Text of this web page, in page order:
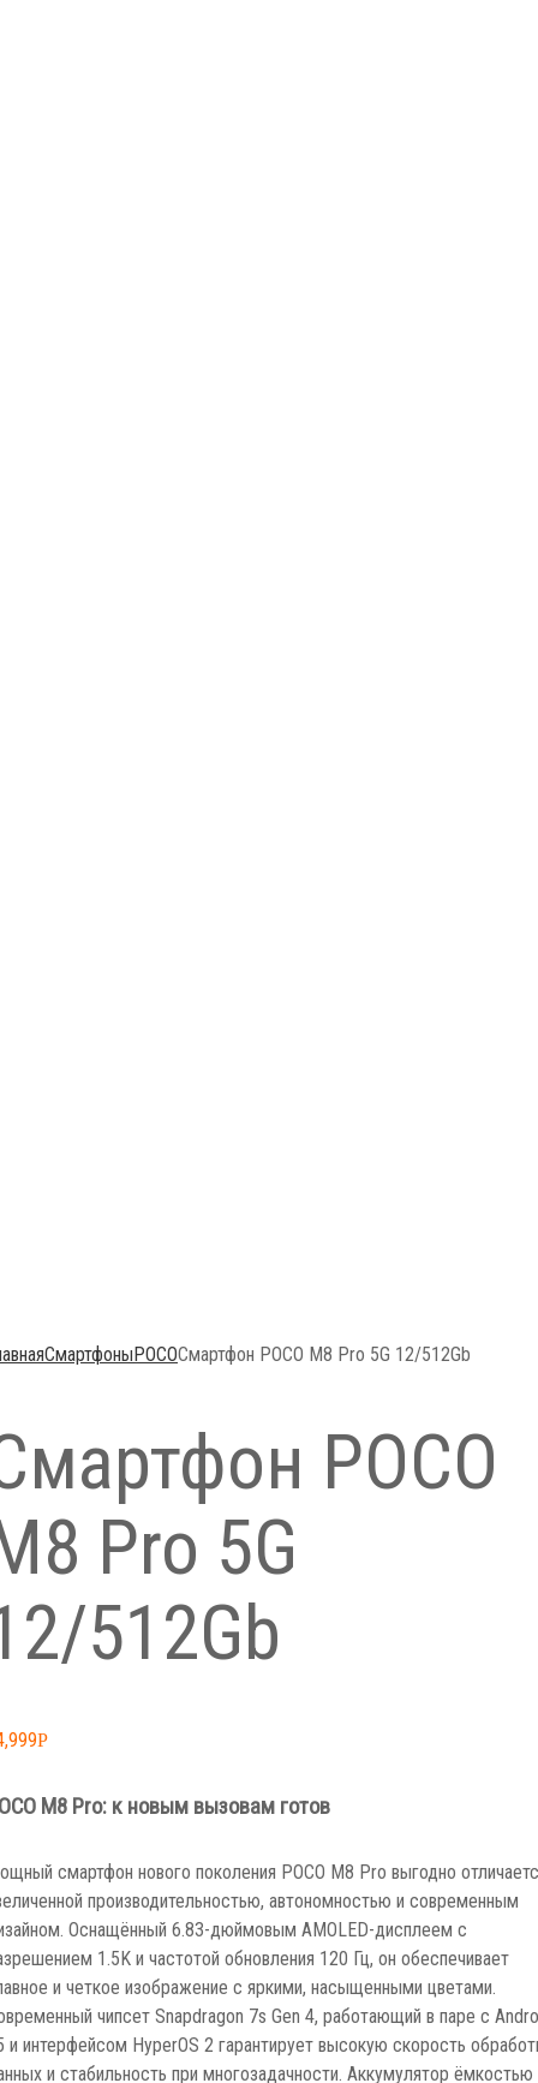
СмартфоныPOCOСмартфон POCO M8 Pro 5G 12/512Gb
POCO
Pro 5G
512Gb
Р
M8 Pro: к новым вызовам готов
смартфон нового поколения POCO M8 Pro выгодно
производительностью, автономностью и современным
Оснащённый 6.83-дюймовым AMOLED-дисплеем с
1.5K и частотой обновления 120 Гц, он обеспечивает
и четкое изображение с яркими, насыщенными цветами.
чипсет Snapdragon 7s Gen 4, работающий в паре с
и интерфейсом HyperOS 2 гарантирует высокую скорость
и стабильность при многозадачности. Аккумулятор ёмкостью